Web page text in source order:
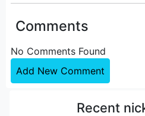
Comments
No Comments Found
Add New Comment
Recent